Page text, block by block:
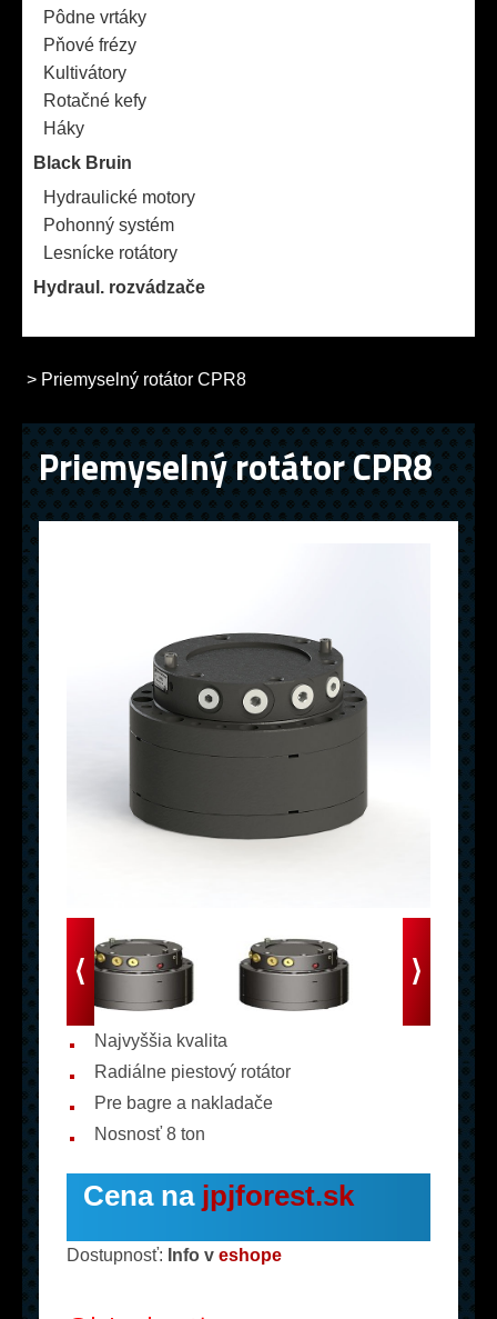
Pôdne vrtáky
Pňové frézy
Kultivátory
Rotačné kefy
Háky
Black Bruin
Hydraulické motory
Pohonný systém
Lesnícke rotátory
Hydraul. rozvádzače
> Priemyselný rotátor CPR8
Priemyselný rotátor CPR8
Najvyššia kvalita
Radiálne piestový rotátor
Pre bagre a nakladače
Nosnosť 8 ton
Cena na jpjforest.sk
Dostupnosť: Info v eshope